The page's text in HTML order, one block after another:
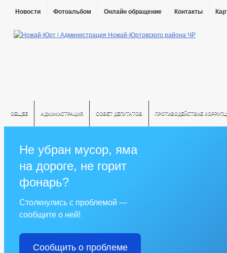
Новости Фотоальбом Онлайн обращение Контакты
ОБЩЕЕ АДМИНИСТРАЦИЯ СОВЕТ ДЕПУТАТОВ ПРОТИВОДЕЙСТВИЕ
Не убран мусор, яма
на дороге, не горит
фонарь?
Столкнулись с проблемой —
сообщите о ней!
Сообщить о проблеме